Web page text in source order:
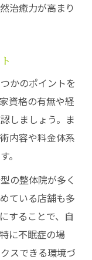
治癒力が高まり
かのポイントを
資格の有無や経
しましょう。ま
内容や料金体系
。
の整体院が多く
ている店舗も多
することで、自
に不眠症の場
スできる環境づ